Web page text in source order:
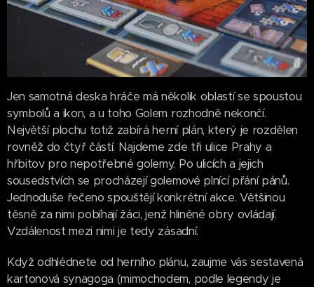
Jen samotná deska hráče má několik oblastí se spoustou
symbolů a ikon, a u toho Golem rozhodně nekončí.
Největší plochu totiž zabírá herní plán, který je rozdělen
rovněž do čtyř částí. Najdeme zde tři ulice Prahy a
hřbitov pro nepotřebné golemy. Po ulicích a jejich
sousedstvích se procházejí golemové plnící přání pánů.
Jednoduše řečeno spouštějí konkrétní akce. Většinou
těsně za nimi pobíhají žáci, jenž hliněné obry ovládají.
Vzdálenost mezi nimi je tedy zásadní.
Když odhlédnete od herního plánu, zaujme vás sestavená
kartonová synagoga (mimochodem, podle legendy je